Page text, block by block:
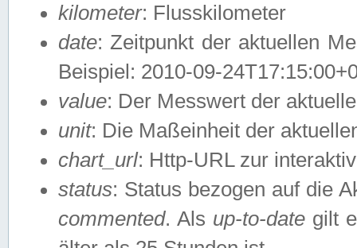
kilometer: Flusskilometer
date: Zeitpunkt der aktuellen
Beispiel: 2010-09-
value: Der Messwert der
unit: Die Maßeinheit der
chart_url: Http-URL zur
status: Status bezogen auf die
commented. Als up-to-date gilt